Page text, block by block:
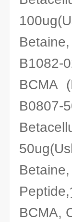
B1082-
BCMA
B0807-
BCMA,